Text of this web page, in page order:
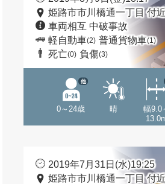
姫路市市川橋通一丁目 付
車両相互 中破事故
軽自動車(2) 普通貨物車(1)
死亡(0) 負傷(3)
0～24歳
他
晴
幅9.0
2019年7月31日(水)19:25
姫路市市川橋通一丁目 付